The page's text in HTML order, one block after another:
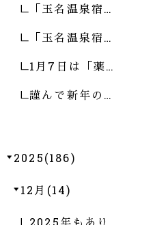
「玉名温泉宿…
「玉名温泉宿…
1月7日は「薬…
謹んで新年の…
2025(186)
12月(14)
2025年もあり…